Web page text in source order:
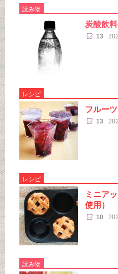
読み物
炭酸飲
13
レシピ
フルー
13
レシピ
ミニア
使用）
10
読み物